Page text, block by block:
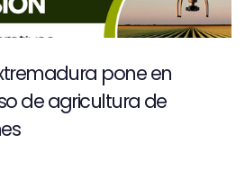
pone en
de agricultura de